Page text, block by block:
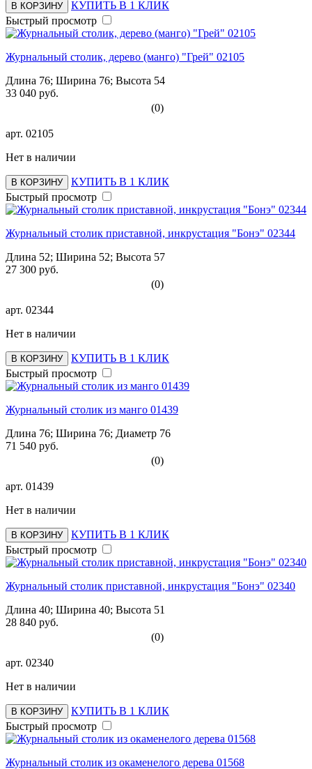
В КОРЗИНУ
КУПИТЬ В 1 КЛИК
Быстрый просмотр
Журнальный столик, дерево (манго) "Грей" 02105
Длина 76; Ширина 76; Высота 54
33 040 руб.
(0)
арт. 02105
Нет в наличии
В КОРЗИНУ
КУПИТЬ В 1 КЛИК
Быстрый просмотр
Журнальный столик приставной, инкрустация "Бонэ" 02344
Длина 52; Ширина 52; Высота 57
27 300 руб.
(0)
арт. 02344
Нет в наличии
В КОРЗИНУ
КУПИТЬ В 1 КЛИК
Быстрый просмотр
Журнальный столик из манго 01439
Длина 76; Ширина 76; Диаметр 76
71 540 руб.
(0)
арт. 01439
Нет в наличии
В КОРЗИНУ
КУПИТЬ В 1 КЛИК
Быстрый просмотр
Журнальный столик приставной, инкрустация "Бонэ" 02340
Длина 40; Ширина 40; Высота 51
28 840 руб.
(0)
арт. 02340
Нет в наличии
В КОРЗИНУ
КУПИТЬ В 1 КЛИК
Быстрый просмотр
Журнальный столик из окаменелого дерева 01568